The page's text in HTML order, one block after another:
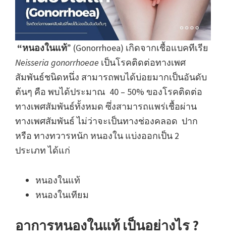
“หนองในแท้” (Gonorrhoea) เกิดจากเชื้อแบคทีเรีย
Neisseria gonorrhoeae เป็นโรคติดต่อทางเพศ
สัมพันธ์ชนิดหนึ่ง สามารถพบได้บ่อยมากเป็นอันดับ
ต้นๆ คือ พบได้ประมาณ 40 – 50% ของโรคติดต่อ
ทางเพศสัมพันธ์ทั้งหมด ซึ่งสามารถแพร่เชื้อผ่าน
ทางเพศสัมพันธ์ ไม่ว่าจะเป็นทางช่องคลอด ปาก
หรือ ทางทวารหนัก หนองใน แบ่งออกเป็น 2
ประเภท ได้แก่
หนองในแท้
หนองในเทียม
อาการหนองในแท้ เป็นอย่างไร ?